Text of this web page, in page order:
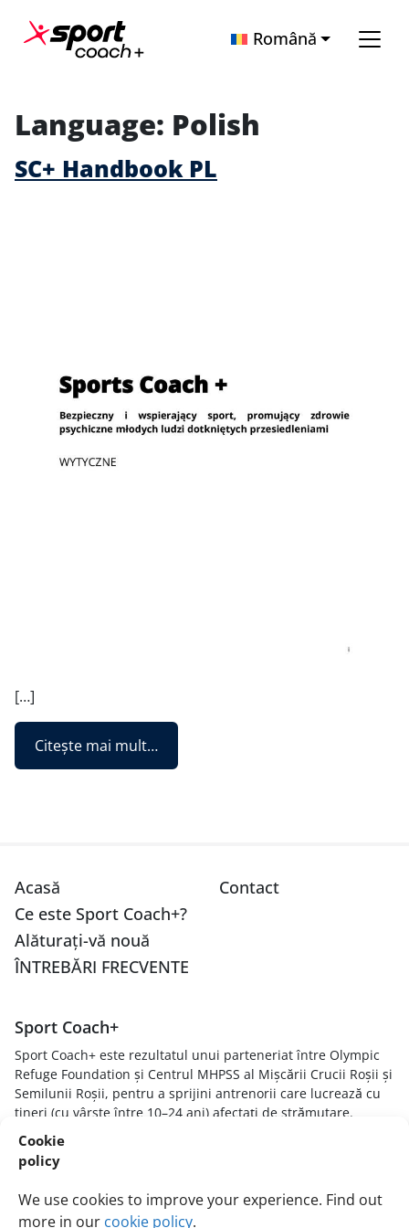
Cookie
policy
We use cookies to improve your experience. Find out
more in our cookie policy.
Navigare principală Română
Language: Polish
SC+ Handbook PL
[…]
Citește mai mult…from SC+ Handbook PL
Acasă
Ce este Sport Coach+?
Alăturați-vă nouă
ÎNTREBĂRI FRECVENTE
Contact
Sport Coach+
Sport Coach+ este rezultatul unui parteneriat între Olympic
Refuge Foundation și Centrul MHPSS al Mișcării Crucii Roșii și
Semilunii Roșii, pentru a sprijini antrenorii care lucrează cu
tineri (cu vârste între 10–24 ani) afectați de strămutare.
Scopul este de a oferi antrenorilor sportivi abilități,
cunoștințe și tehnici pentru a înțelege cum experiențele
stresante afectează tinerii sportivi, de a crea medii sportive
sigure și de susținere și de a răspunde tinerilor într-un mod
informat cu privire la traumă și orientat spre vindecare.